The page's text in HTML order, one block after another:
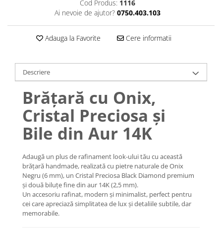
Lănțișoare cu Semilună
Lănțișoare cu Zodii
Lănțișoare cu Animale
Lănțișoare cu Pietre Naturale
Lănțișoare Argint Diverse
COLIERE CU PERLE
Coliere cu Perle Naturale
Coliere cu Perle Preciosa
COLIERE ȘNUR REGLABIL
Coliere cu Cruce
Coliere cu Stea
Coliere cu Soare
Coliere cu Semilună
Coliere cu Zodii
Cod Produs: 1116
Ai nevoie de ajutor? 0750.403.103
Adauga la Favorite Cere informatii
Descriere
Brățară cu Onix,
Cristal Preciosa și
Bile din Aur 14K
Adaugă un plus de rafinament look-ului tău cu această
brățară handmade, realizată cu pietre naturale de Onix
Negru (6 mm), un Cristal Preciosa Black Diamond premium
și două biluțe fine din aur 14K (2,5 mm).
Un accesoriu rafinat, modern și minimalist, perfect pentru
cei care apreciază simplitatea de lux și detaliile subtile, dar
memorabile.